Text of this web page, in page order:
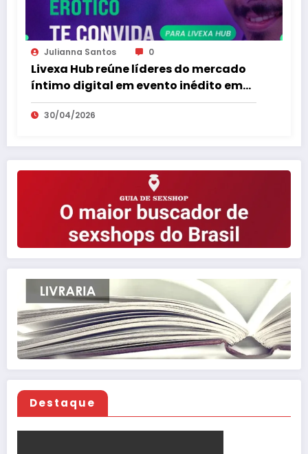
Julianna Santos 0
Livexa Hub reúne líderes do mercado
íntimo digital em evento inédito em
São Paulo
30/04/2026
Destaque